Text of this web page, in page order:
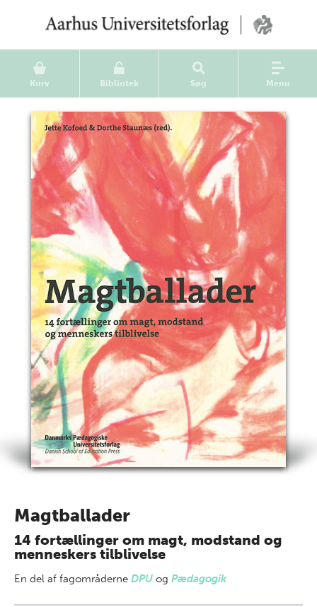
Kurv Bibliotek Søg Menu
Magtballader
14 fortællinger om magt, modstand og
menneskers tilblivelse
En del af fagområderne DPU og Pædagogik